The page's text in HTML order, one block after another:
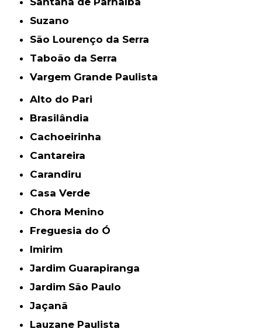
Suzano
São Lourenço da Serra
Taboão da Serra
Vargem Grande Paulista
Alto do Pari
Brasilândia
Cachoeirinha
Cantareira
Carandiru
Casa Verde
Chora Menino
Freguesia do Ó
Imirim
Jardim Guarapiranga
Jardim São Paulo
Jaçanã
Lauzane Paulista